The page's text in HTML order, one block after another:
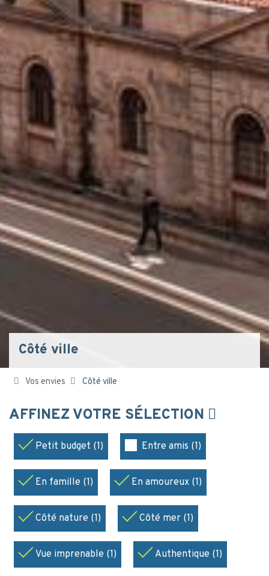
Côté ville
Vos envies Côté ville
AFFINEZ VOTRE SÉLECTION
Petit budget (1) Entre amis (1)
En famille (1) En amoureux (1)
Côté nature (1) Côté mer (1)
Vue imprenable (1) Authentique (1)